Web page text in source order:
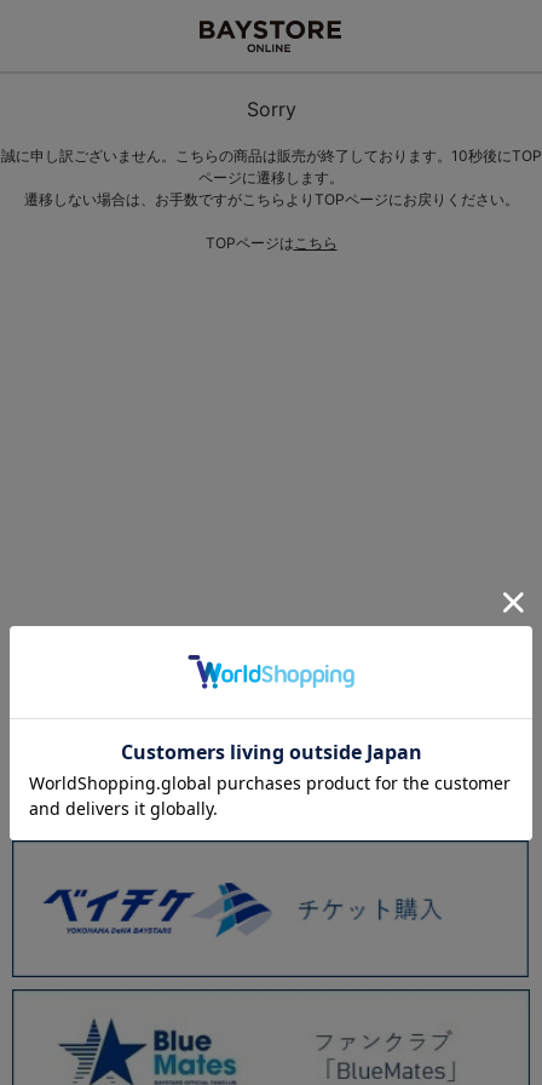
Sorry
誠に申し訳ございません。こちらの商品は販売が終了しております。10秒後にTOP
ページに遷移します。
遷移しない場合は、お手数ですがこちらよりTOPページにお戻りください。
TOPページはこちら